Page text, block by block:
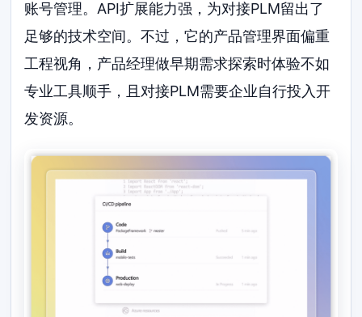
账号管理。API扩展能力强，为对接PLM留出了
足够的技术空间。不过，它的产品管理界面偏重
工程视角，产品经理做早期需求探索时体验不如
专业工具顺手，且对接PLM需要企业自行投入开
发资源。